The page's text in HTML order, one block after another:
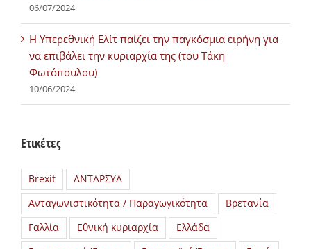
06/07/2024
H Υπερεθνική Ελίτ παίζει την παγκόσμια ειρήνη για
να επιβάλει την κυριαρχία της (του Τάκη
Φωτόπουλου)
10/06/2024
Ετικέτες
Brexit
ΑΝΤΑΡΣΥΑ
Ανταγωνιστικότητα / Παραγωγικότητα
Βρετανία
Γαλλία
Εθνική κυριαρχία
Ελλάδα